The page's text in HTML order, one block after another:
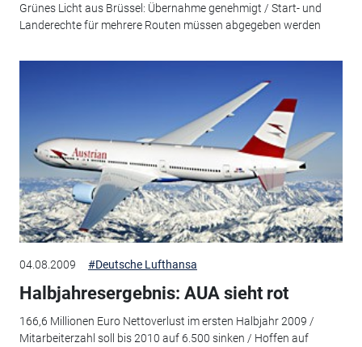
Grünes Licht aus Brüssel: Übernahme genehmigt / Start- und
Landerechte für mehrere Routen müssen abgegeben werden
04.08.2009 #Deutsche Lufthansa
Halbjahresergebnis: AUA sieht rot
166,6 Millionen Euro Nettoverlust im ersten Halbjahr 2009 /
Mitarbeiterzahl soll bis 2010 auf 6.500 sinken / Hoffen auf